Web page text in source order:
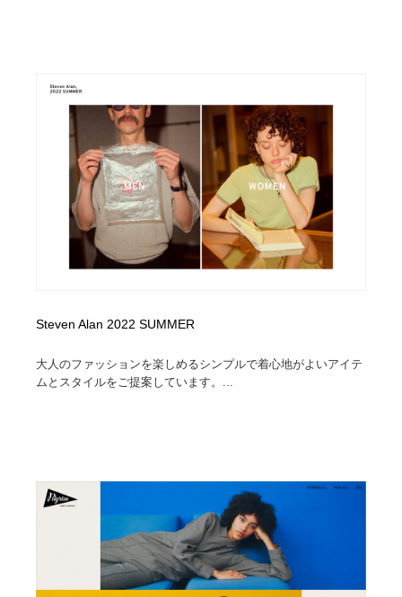
Steven Alan 2022 SUMMER
大人のファッションを楽しめるシンプルで着心地がよいアイテ
ムとスタイルをご提案しています。...